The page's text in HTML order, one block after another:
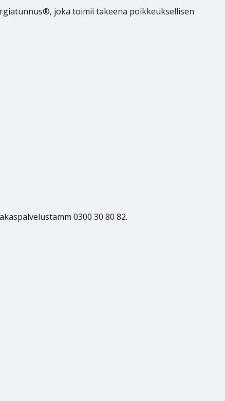
joka toimii takeena poikkeuksellisen
0300 30 80 82.